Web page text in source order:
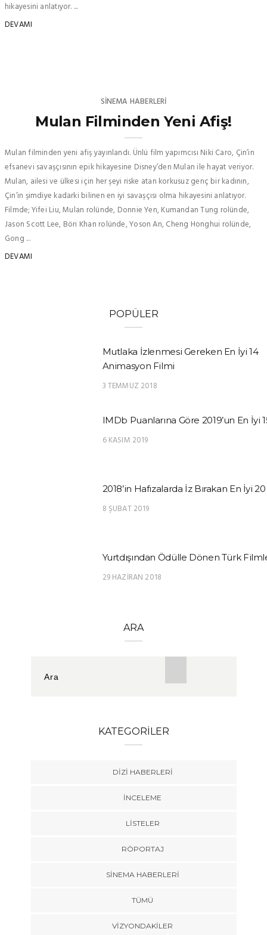
hikayesini anlatıyor. ...
DEVAMI
SINEMA HABERLERI
Mulan Filminden Yeni Afiş!
Mulan filminden yeni afiş yayınlandı. Ünlü film yapımcısı Niki Caro, Çin’in
efsanevi savaşçısının epik hikayesine Disney’den Mulan ile hayat veriyor.
Mulan, ailesi ve ülkesi için her şeyi riske atan korkusuz genç bir kadının,
Çin’in şimdiye kadarki bilinen en iyi savaşçısı olma hikayesini anlatıyor.
Filmde; Yifei Liu, Mulan rolünde, Donnie Yen, Kumandan Tung rolünde,
Jason Scott Lee, Böri Khan rolünde, Yoson An, Cheng Honghui rolünde,
Gong ...
DEVAMI
POPÜLER
Mutlaka İzlenmesi Gereken En İyi 14
Animasyon Filmi
3 TEMMUZ 2018
IMDb Puanlarına Göre 2019’un En İyi
6 KASIM 2019
2018’in Hafızalarda İz Bırakan En İyi
8 ŞUBAT 2019
Yurtdışından Ödülle Dönen Türk
29 HAZIRAN 2018
ARA
KATEGORILER
DIZI HABERLERI
İNCELEME
LISTELER
RÖPORTAJ
SINEMA HABERLERI
TÜMÜ
VIZYONDAKILER